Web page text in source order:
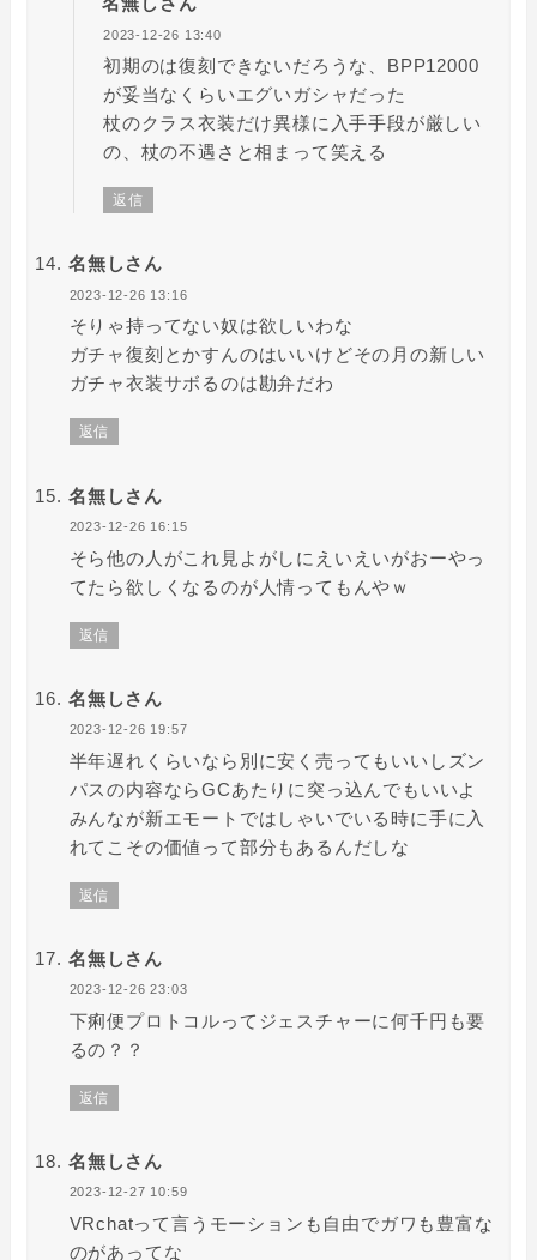
2023-12-26 13:40
初期のは復刻できないだろうな、BPP12000
が妥当なくらいエグいガシャだった
杖のクラス衣装だけ異様に入手手段が厳しい
の、杖の不遇さと相まって笑える
返信
名無しさん
2023-12-26 13:16
そりゃ持ってない奴は欲しいわな
ガチャ復刻とかすんのはいいけどその月の新しい
ガチャ衣装サボるのは勘弁だわ
返信
名無しさん
2023-12-26 16:15
そら他の人がこれ見よがしにえいえいがおーやっ
てたら欲しくなるのが人情ってもんやｗ
返信
名無しさん
2023-12-26 19:57
半年遅れくらいなら別に安く売ってもいいしズン
パスの内容ならGCあたりに突っ込んでもいいよ
みんなが新エモートではしゃいでいる時に手に入
れてこその価値って部分もあるんだしな
返信
名無しさん
2023-12-26 23:03
下痢便プロトコルってジェスチャーに何千円も要
るの？？
返信
名無しさん
2023-12-27 10:59
VRchatって言うモーションも自由でガワも豊富な
のがあってな